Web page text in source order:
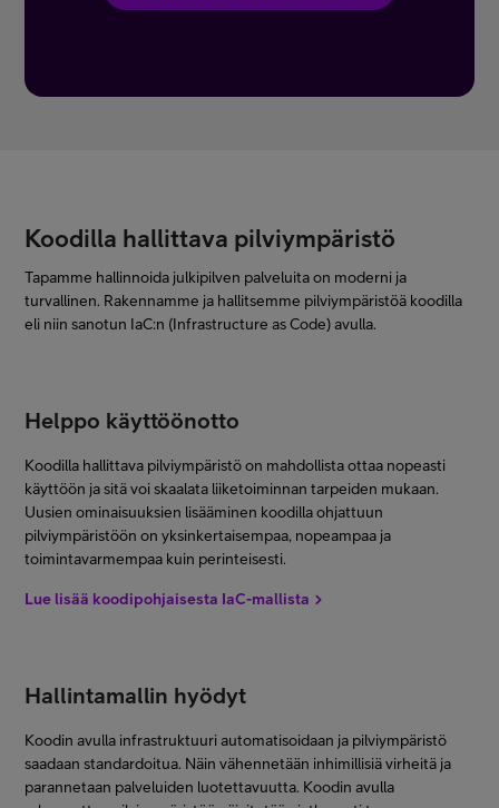
Koodilla hallittava pilviympäristö
Tapamme hallinnoida julkipilven palveluita on moderni ja
turvallinen. Rakennamme ja hallitsemme pilviympäristöä koodilla
eli niin sanotun IaC:n (Infrastructure as Code) avulla.
Helppo käyttöönotto
Koodilla hallittava pilviympäristö on mahdollista ottaa nopeasti
käyttöön ja sitä voi skaalata liiketoiminnan tarpeiden mukaan.
Uusien ominaisuuksien lisääminen koodilla ohjattuun
pilviympäristöön on yksinkertaisempaa, nopeampaa ja
toimintavarmempaa kuin perinteisesti.
Lue lisää koodipohjaisesta IaC-mallista
Hallintamallin hyödyt
Koodin avulla infrastruktuuri automatisoidaan ja pilviympäristö
saadaan standardoitua. Näin vähennetään inhimillisiä virheitä ja
parannetaan palveluiden luotettavuutta. Koodin avulla